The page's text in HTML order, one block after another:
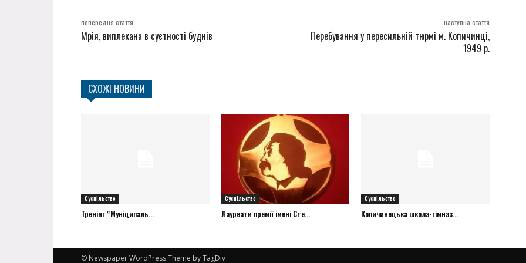
попередня стаття
Мрія, виплекана в суєтності буднів
наступна стаття
Перебування у пересильній тюрмі м. Копичинці,
1949 р.
СХОЖІ НОВИНИ
Суспільство
Тренінг “Муніципаль...
Суспільство
Лауреати премії імені Сте...
Суспільство
Копичинецька школа-гімназ...
© Newspaper WordPress Theme by TagDiv